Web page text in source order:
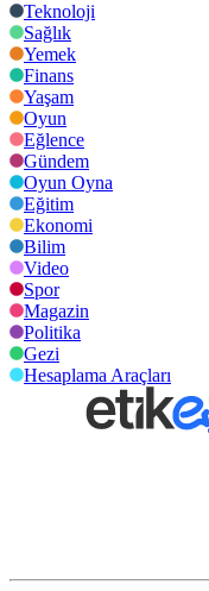
Teknoloji
Sağlık
Yemek
Finans
Yaşam
Oyun
Eğlence
Gündem
Oyun Oyna
Eğitim
Ekonomi
Bilim
Video
Spor
Magazin
Politika
Gezi
Hesaplama Araçları